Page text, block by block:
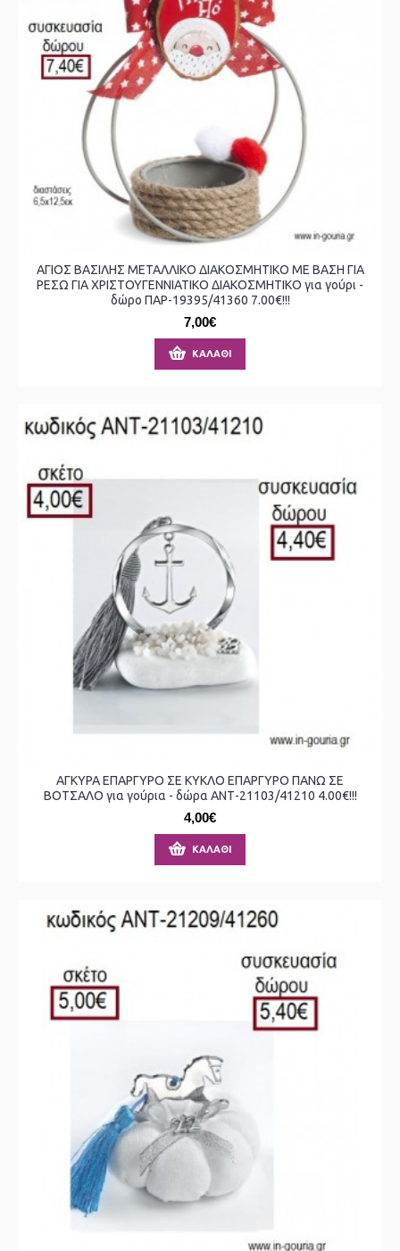
ΑΓΙΟΣ ΒΑΣΙΛΗΣ ΜΕΤΑΛΛΙΚΟ ΔΙΑΚΟΣΜΗΤΙΚΟ ΜΕ ΒΑΣΗ ΓΙΑ
ΡΕΣΩ ΓΙΑ ΧΡΙΣΤΟΥΓΕΝΝΙΑΤΙΚΟ ΔΙΑΚΟΣΜΗΤΙΚΟ για γούρι -
δώρο ΠΑΡ-19395/41360 7.00€!!!
7,00€
ΚΑΛΆΘΙ
ΑΓΚΥΡΑ ΕΠΑΡΓΥΡΟ ΣΕ ΚΥΚΛΟ ΕΠΑΡΓΥΡΟ ΠΑΝΩ ΣΕ
ΒΟΤΣΑΛΟ για γούρια - δώρα ΑΝΤ-21103/41210 4.00€!!!
4,00€
ΚΑΛΆΘΙ